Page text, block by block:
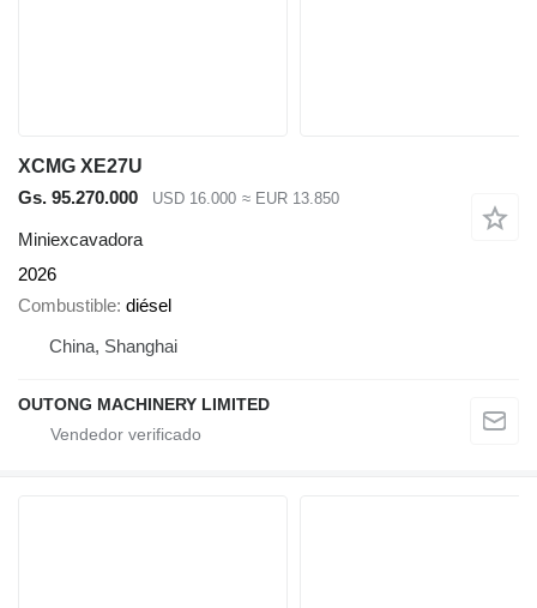
XCMG XE27U
Gs. 95.270.000
USD 16.000 ≈ EUR 13.850
Miniexcavadora
2026
Combustible diésel
China, Shanghai
OUTONG MACHINERY LIMITED